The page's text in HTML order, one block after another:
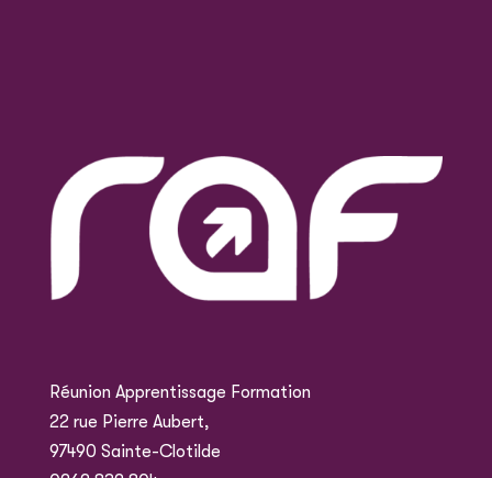
Réunion Apprentissage Formation
22 rue Pierre Aubert,
97490 Sainte-Clotilde